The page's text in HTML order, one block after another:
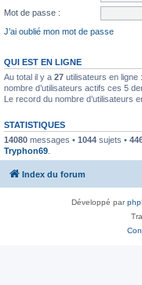
Mot de passe :
J’ai oublié mon mot de passe
QUI EST EN LIGNE
Au total il y a 27 utilisateurs en ligne
nombre d’utilisateurs actifs ces 5
Le record du nombre d’utilisateurs
STATISTIQUES
14080 messages • 1044 sujets •
Tryphon69
Index du forum
Développé par